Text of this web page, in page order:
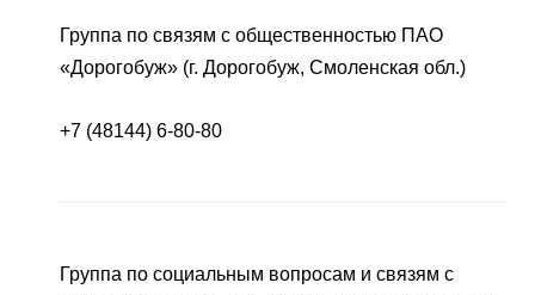
Группа по связям с общественностью ПАО
«Дорогобуж» (г. Дорогобуж, Смоленская обл.)
+7 (48144) 6-80-80
Группа по социальным вопросам и связям с